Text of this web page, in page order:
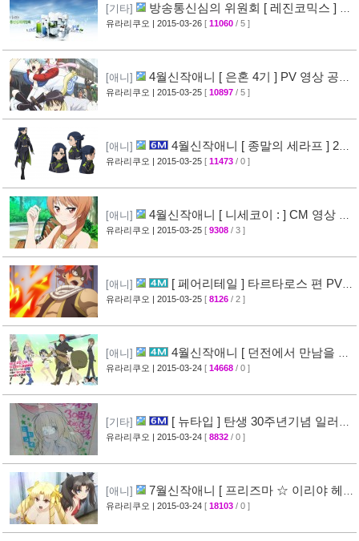
[기타]
방송통신심의 위원회 [ 레진코믹스 ] 접
속 차단 보류 소식 [51]
유라리쿠오 | 2015-03-26 [ 11060 / 5 ]
[애니]
4월신작애니 [ 은혼 4기 ] PV 영상 공
개 [67]
유라리쿠오 | 2015-03-25 [ 10897 / 5 ]
[애니]
4월신작애니 [ 종말의 세라프 ] 2차
PV 영상 공개 [32]
유라리쿠오 | 2015-03-25 [ 11473 / 0 ]
[애니]
4월신작애니 [ 니세코이 : ] CM 영상 공
개 [47]
유라리쿠오 | 2015-03-25 [ 9308 / 3 ]
[애니]
[ 페어리테일 ] 타르타로스 편 PV
영상 공개 ( FAIRY TAIL ) [32]
유라리쿠오 | 2015-03-25 [ 8126 / 2 ]
[애니]
4월신작애니 [ 던전에서 만남을 추
구하면 안되는 걸까? ] 2차 PV 영상 공개
유라리쿠오 | 2015-03-24 [ 14668 / 0 ]
[기타]
[ 뉴타입 ] 탄생 30주년기념 일러스
트 + [ A-1 Pictures ] 10주년 기념 일러스트 공
유라리쿠오 | 2015-03-24 [ 8832 / 0 ]
[애니]
7월신작애니 [ 프리즈마 ☆ 이리야 헤
르츠! ] 티저 영상 공개 (Fate/kaleid liner)
유라리쿠오 | 2015-03-24 [ 18103 / 0 ]